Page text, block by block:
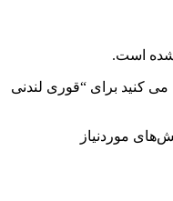
است.
می کنید برای “قوری لندنی
موردنیاز